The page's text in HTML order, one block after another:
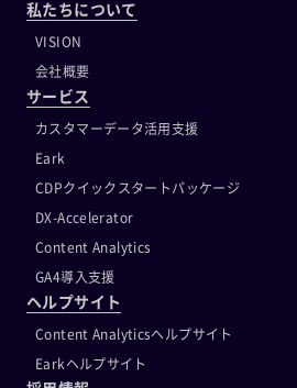
私たちについて
VISION
会社概要
サービス
カスタマーデータ活用支援
Eark
CDPクイックスタートパッケージ
DX-Accelerator
Content Analytics
GA4導入支援
ヘルプサイト
Content Analyticsヘルプサイト
Earkヘルプサイト